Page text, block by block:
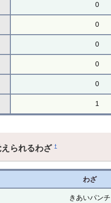
0
0
0
0
0
1
えられるわざ†
わざ
きあいパンチ